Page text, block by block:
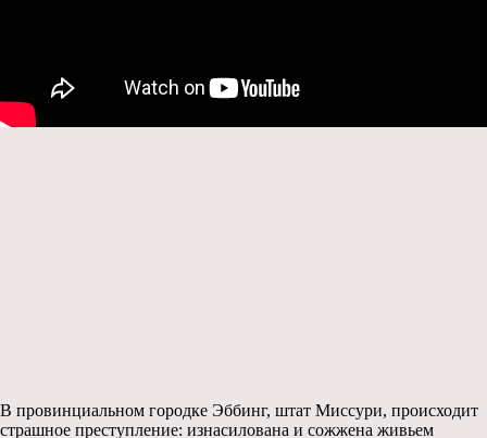
В провинциальном городке Эббинг, штат Миссури, происходит
страшное преступление: изнасилована и сожжена живьем